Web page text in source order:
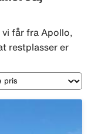
vi får fra Apollo,
restplasser er